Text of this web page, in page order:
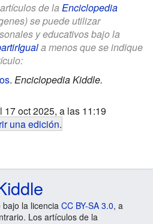
de la Enciclopedia
se puede utilizar
y educativos bajo la
a menos que se indique
. Enciclopedia Kiddle.
17 oct 2025, a las 11:19
una edición.
la licencia CC BY-SA 3.0, a
Los artículos de la